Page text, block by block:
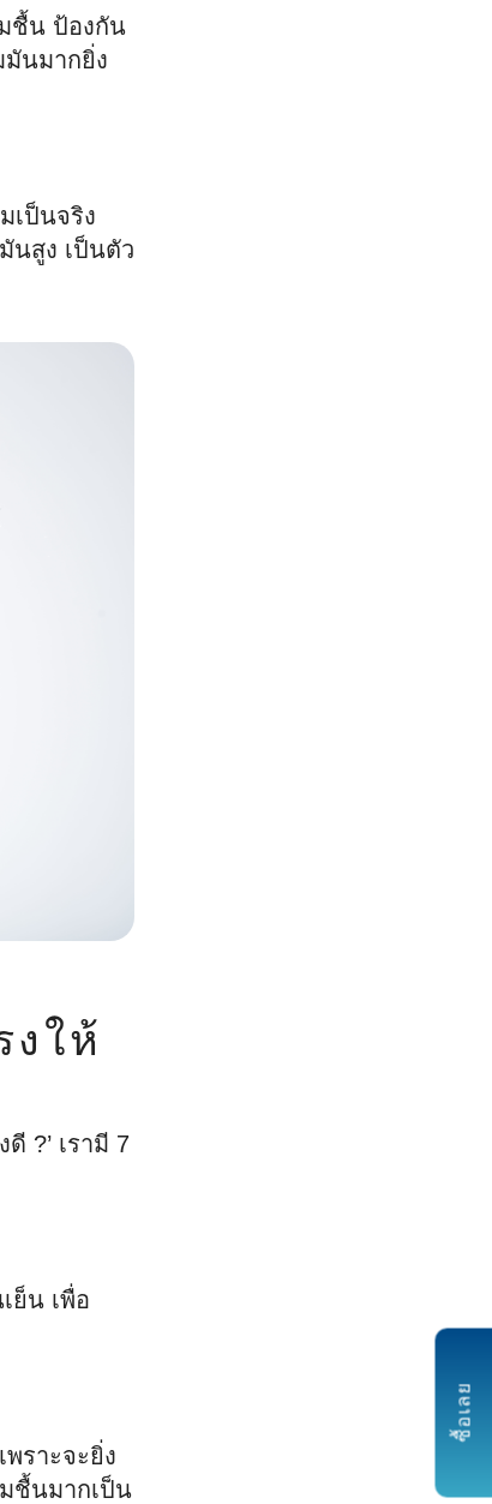
ชื้น ป้องกัน
นมากยิ่ง
เป็นจริง
นสูง เป็นตัว
ให้
?’ เรามี 7
ย็น เพื่อ
ราะจะยิ่ง
ชื้นมากเป็น
ซื้อเลย